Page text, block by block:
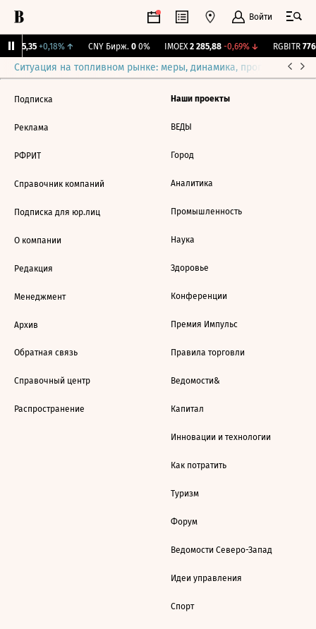
Войти
115,35 +0,18%↑ CNY Бирж. 0 0% IMOEX 2 285,88 -0,69%↓ RGBITR
Ситуация на топливном рынке: меры, динамика, прогнозы
Подписка
Реклама
РФРИТ
Справочник компаний
Подписка для юр.лиц
О компании
Редакция
Менеджмент
Архив
Обратная связь
Справочный центр
Распространение
Наши проекты
ВЕДЫ
Город
Аналитика
Промышленность
Наука
Здоровье
Конференции
Премия Импульс
Правила торговли
Ведомости&
Капитал
Инновации и технологии
Как потратить
Туризм
Форум
Ведомости Северо-Запад
Идеи управления
Спорт